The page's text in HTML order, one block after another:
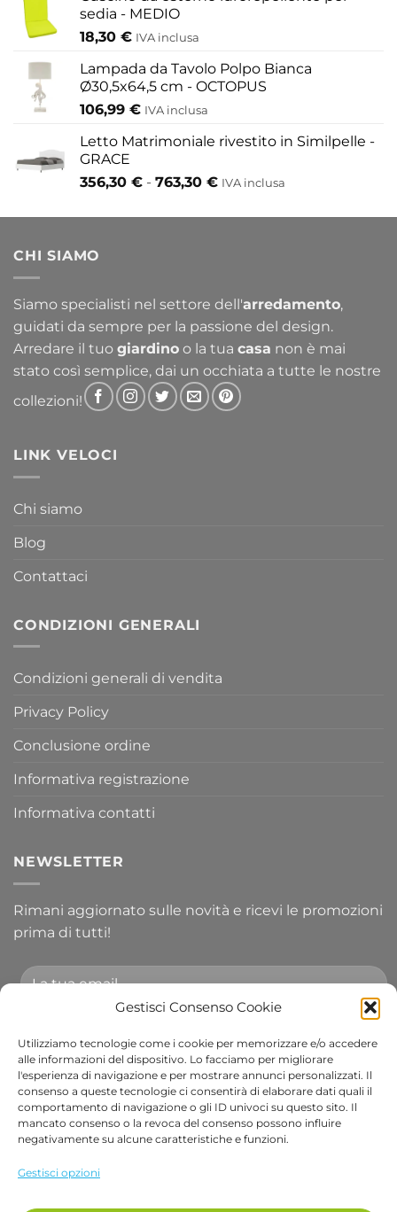
Gestisci Consenso Cookie
Utilizziamo tecnologie come i cookie per memorizzare e/o accedere
alle informazioni del dispositivo. Lo facciamo per migliorare
l'esperienza di navigazione e per mostrare annunci personalizzati. Il
consenso a queste tecnologie ci consentirà di elaborare dati quali il
comportamento di navigazione o gli ID univoci su questo sito. Il
mancato consenso o la revoca del consenso possono influire
negativamente su alcune caratteristiche e funzioni.
Gestisci opzioni
sedia - MEDIO
18,30 € IVA inclusa
Lampada da Tavolo Polpo Bianca
Ø30,5x64,5 cm - OCTOPUS
106,99 € IVA inclusa
Letto Matrimoniale rivestito in Similpelle -
GRACE
356,30 € - 763,30 €Fascia
prezzo:
IVA inclusa
CHI SIAMO
Siamo specialisti nel settore dell'arredamento,
guidati da sempre per la passione del design.
Arredare il tuo giardino o la tua casa non è mai
stato così semplice, dai un occhiata a tutte le nostre
collezioni!
LINK VELOCI
Chi siamo
Blog
Contattaci
CONDIZIONI GENERALI
Condizioni generali di vendita
Privacy Policy
Conclusione ordine
Informativa registrazione
Informativa contatti
NEWSLETTER
Rimani aggiornato sulle novità e ricevi le promozioni
prima di tutti!
Accetto le condizioni generali e di ricevere le
newsletter.
Alternative:
Visa
Copyright 2026 ©Bob Gardens by BS COM SRL